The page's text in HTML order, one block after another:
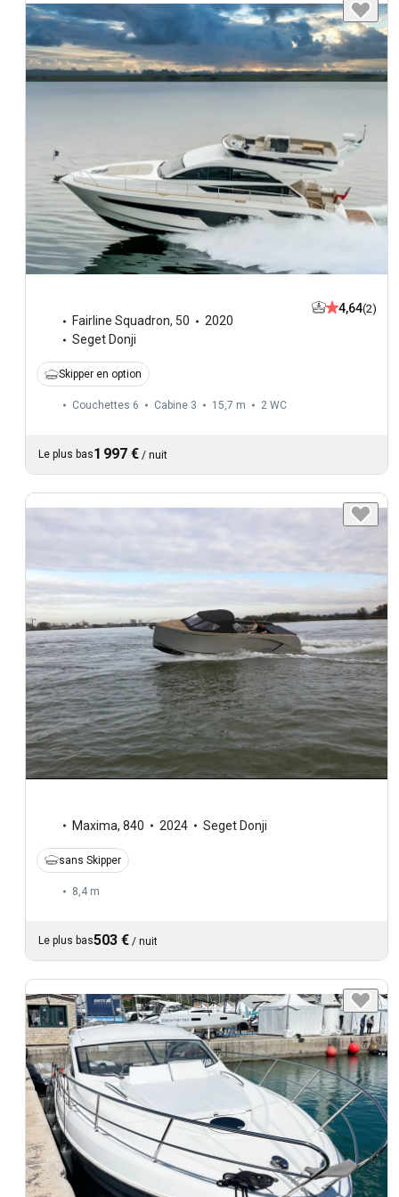
Fairline Squadron, 50
2020
Seget Donji
4,64(2)
Skipper en option
Couchettes 6 Cabine 3 15,7 m 2 WC
Le plus bas1 997 € / nuit
Maxima, 840 2024 Seget Donji
sans Skipper
8,4 m
Le plus bas503 € / nuit